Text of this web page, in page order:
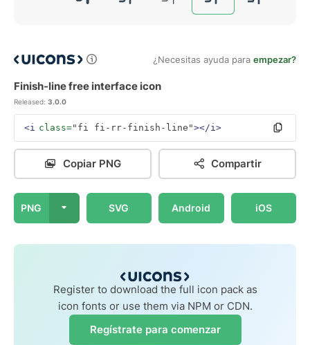
¿Necesitas ayuda para empezar?
Finish-line free interface icon
Released: 3.0.0
<i class="fi fi-rr-finish-line"></i>
Copiar PNG Compartir
PNG SVG Android iOS
Register to download the full icon pack as
icon fonts or use them via NPM or CDN.
Regístrate para comenzar